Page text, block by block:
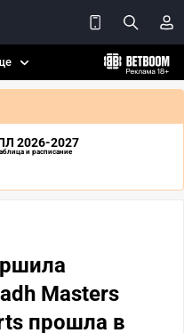
2026-2027
и расписание
Masters
прошла в